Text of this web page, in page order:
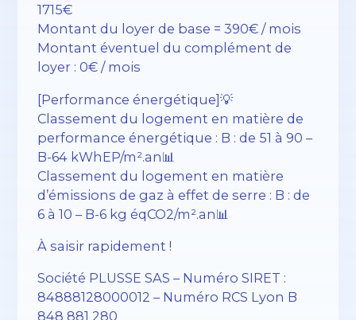
1715€
Montant du loyer de base = 390€ / mois
Montant éventuel du complément de
loyer : 0€ / mois
[Performance énergétique]💡
Classement du logement en matière de
performance énergétique : B : de 51 à 90 –
B-64 kWhEP/m².an📊
Classement du logement en matière
d’émissions de gaz à effet de serre : B : de
6 à 10 – B-6 kg éqCO2/m².an📊
À saisir rapidement !
Société PLUSSE SAS – ​​Numéro SIRET :
84888128000012 – Numéro RCS Lyon B
848 881 280